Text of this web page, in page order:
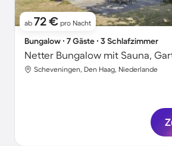
ab 72 € pro Nacht
Bungalow ∙ 7 Gäste ∙ 3 Schlafzimmer
Scheveningen, Den Haag, Niederlande